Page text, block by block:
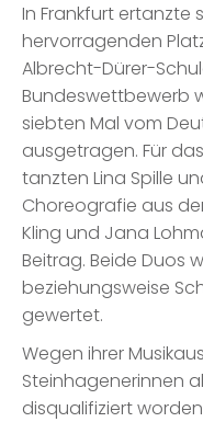
In Frankfurt ertanzte
hervorragenden
Albrecht-Dürer-
Bundeswettbewerb
siebten Mal vom
ausgetragen. Für
tanzten Lina Spille
Choreografie aus
Kling und Jana
Beitrag. Beide Duos
beziehungsweise
gewertet.
Wegen ihrer
Steinhagenerinnen
disqualifiziert